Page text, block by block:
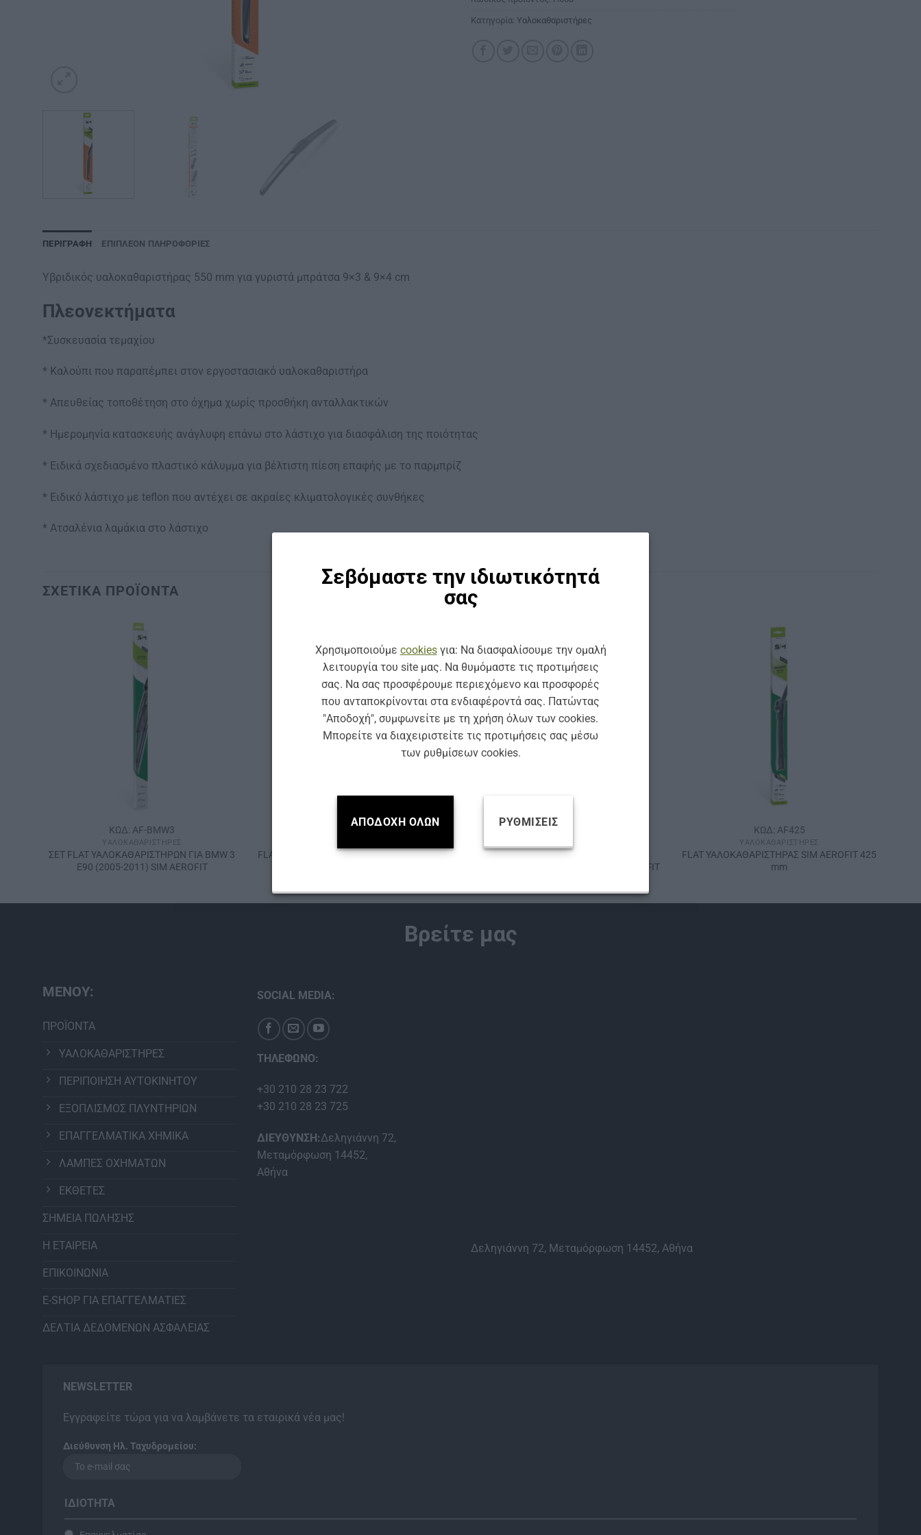
Σεβόμαστε την ιδιωτικότητά
σας
Χρησιμοποιούμε cookiesγια: Να διασφαλίσουμε την ομαλή
λειτουργία του site μας. Να θυμόμαστε τις προτιμήσεις
σας. Να σας προσφέρουμε περιεχόμενο και προσφορές
που ανταποκρίνονται στα ενδιαφέροντά σας. Πατώντας
"Αποδοχή", συμφωνείτε με τη χρήση όλων των cookies.
Μπορείτε να διαχειριστείτε τις προτιμήσεις σας μέσω
των ρυθμίσεων cookies.
ΑΠΟΔΟΧΉ ΌΛΩΝ ΡΥΘΜΊΣΕΙΣ
Κατηγορία: Υαλοκαθαριστήρες
ΠΕΡΙΓΡΑΦΉ ΕΠΙΠΛΈΟΝ ΠΛΗΡΟΦΟΡΊΕΣ
Υβριδικός υαλοκαθαριστήρας 550 mm για γυριστά μπράτσα 9×3 & 9×4 cm
Πλεονεκτήματα
*Συσκευασία τεμαχίου
* Καλούπι που παραπέμπει στον εργοστασιακό υαλοκαθαριστήρα
* Απευθείας τοποθέτηση στο όχημα χωρίς προσθήκη ανταλλακτικών
* Ημερομηνία κατασκευής ανάγλυφη επάνω στο λάστιχο για διασφάλιση της ποιότητας
* Ειδικά σχεδιασμένο πλαστικό κάλυμμα για βέλτιστη πίεση επαφής με το παρμπρίζ
* Ειδικό λάστιχο με teflon που αντέχει σε ακραίες κλιματολογικές συνθήκες
* Ατσαλένια λαμάκια στο λάστιχο
ΣΧΕΤΙΚΆ ΠΡΟΪΌΝΤΑ
ΚΩΔ: AF-BMW3
ΥΑΛΟΚΑΘΑΡΙΣΤΉΡΕΣ
ΣΕΤ FLAT ΥΑΛΟΚΑΘΑΡΙΣΤΗΡΩΝ ΓΙΑ ΒΜW 3
E90 (2005-2011) SIM AEROFIT
FLAT ΥΑΛΟΚΑΘΑΡΙΣΤΗΡΑΣ ΜΕ ΠΙΤΣΙΛΙΣΤΗΡΙ
ΣΕΤ FLAT ΥΑΛΟΚΑΘΑΡΙΣΤΗΡΩΝ ΓΙΑ
MERCEDES Ε CLΑSS (2016-…) SIM AEROFIT
ΚΩΔ: AF425
ΥΑΛΟΚΑΘΑΡΙΣΤΉΡΕΣ
FLAT ΥΑΛΟΚΑΘΑΡΙΣΤΗΡΑΣ SIM AEROFIT 425
mm
Βρείτε μας
ΜΕΝΟΥ:
ΠΡΟΪΟΝΤΑ
ΥΑΛΟΚΑΘΑΡΙΣΤΗΡΕΣ
ΠΕΡΙΠΟΙΗΣΗ ΑΥΤΟΚΙΝΗΤΟΥ
ΕΞΟΠΛΙΣΜΟΣ ΠΛΥΝΤΗΡΙΩΝ
ΕΠΑΓΓΕΛΜΑΤΙΚΑ ΧΗΜΙΚΑ
ΛΑΜΠΕΣ ΟΧΗΜΑΤΩΝ
ΕΚΘΕΤΕΣ
ΣΗΜΕΙΑ ΠΩΛΗΣΗΣ
Η ΕΤΑΙΡΕΙΑ
ΕΠΙΚΟΙΝΩΝΙΑ
E-SHOP ΓΙΑ ΕΠΑΓΓΕΛΜΑΤΙΕΣ
ΔΕΛΤΙΑ ΔΕΔΟΜΕΝΩΝ ΑΣΦΑΛΕΙΑΣ
SOCIAL MEDIA:
ΤΗΛΕΦΩΝΟ:
+30 210 28 23 722
+30 210 28 23 725
ΔΙΕΥΘΥΝΣΗ:Δεληγιάννη 72,
Μεταμόρφωση 14452,
Αθήνα
Δεληγιάννη 72, Μεταμόρφωση 14452, Αθήνα
NEWSLETTER
Εγγραφείτε τώρα για να λαμβάνετε τα εταιρικά νέα μας!
Διεύθυνση Ηλ. Ταχυδρομείου:
ΙΔΙΌΤΗΤΑ